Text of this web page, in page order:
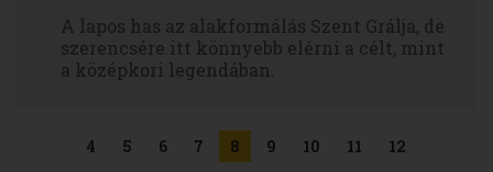
A lapos has az alakformálás Szent Grálja, de
szerencsére itt könnyebb elérni a célt, mint
a középkori legendában.
4 5 6 7 8 9 10 11 12